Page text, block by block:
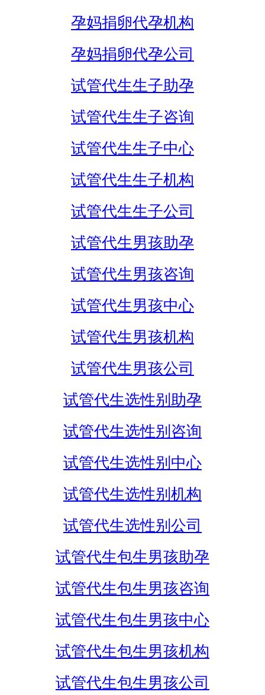
孕妈捐卵代孕机构
孕妈捐卵代孕公司
试管代生生子助孕
试管代生生子咨询
试管代生生子中心
试管代生生子机构
试管代生生子公司
试管代生男孩助孕
试管代生男孩咨询
试管代生男孩中心
试管代生男孩机构
试管代生男孩公司
试管代生选性别助孕
试管代生选性别咨询
试管代生选性别中心
试管代生选性别机构
试管代生选性别公司
试管代生包生男孩助孕
试管代生包生男孩咨询
试管代生包生男孩中心
试管代生包生男孩机构
试管代生包生男孩公司